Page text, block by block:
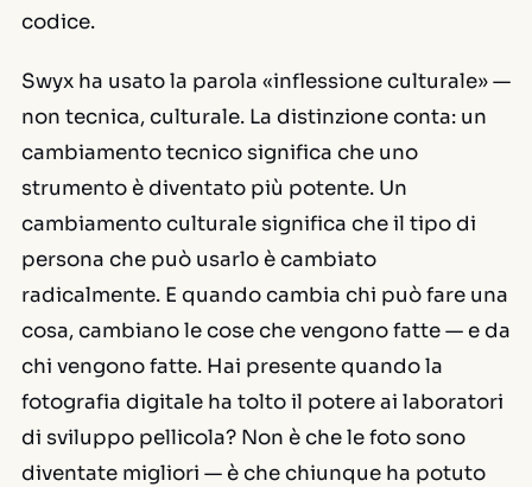
codice.
Swyx ha usato la parola «inflessione culturale» —
non tecnica, culturale. La distinzione conta: un
cambiamento tecnico significa che uno
strumento è diventato più potente. Un
cambiamento culturale significa che il tipo di
persona che può usarlo è cambiato
radicalmente. E quando cambia chi può fare una
cosa, cambiano le cose che vengono fatte — e da
chi vengono fatte. Hai presente quando la
fotografia digitale ha tolto il potere ai laboratori
di sviluppo pellicola? Non è che le foto sono
diventate migliori — è che chiunque ha potuto